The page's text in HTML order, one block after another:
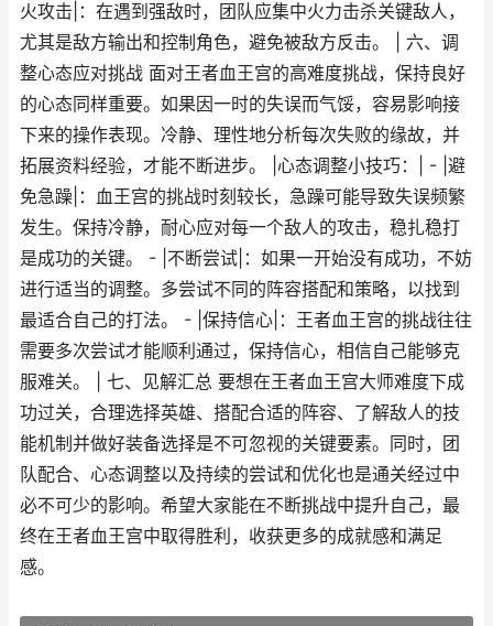
火攻击|：在遇到强敌时，团队应集中火力击杀关键敌人，
尤其是敌方输出和控制角色，避免被敌方反击。 | 六、调
整心态应对挑战 面对王者血王宫的高难度挑战，保持良好
的心态同样重要。如果因一时的失误而气馁，容易影响接
下来的操作表现。冷静、理性地分析每次失败的缘故，并
拓展资料经验，才能不断进步。 |心态调整小技巧：| - |避
免急躁|：血王宫的挑战时刻较长，急躁可能导致失误频繁
发生。保持冷静，耐心应对每一个敌人的攻击，稳扎稳打
是成功的关键。 - |不断尝试|：如果一开始没有成功，不妨
进行适当的调整。多尝试不同的阵容搭配和策略，以找到
最适合自己的打法。 - |保持信心|：王者血王宫的挑战往往
需要多次尝试才能顺利通过，保持信心，相信自己能够克
服难关。 | 七、见解汇总 要想在王者血王宫大师难度下成
功过关，合理选择英雄、搭配合适的阵容、了解敌人的技
能机制并做好装备选择是不可忽视的关键要素。同时，团
队配合、心态调整以及持续的尝试和优化也是通关经过中
必不可少的影响。希望大家能在不断挑战中提升自己，最
终在王者血王宫中取得胜利，收获更多的成就感和满足
感。